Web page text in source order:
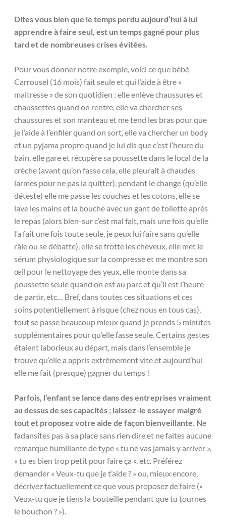
Dites vous bien que le temps perdu aujourd’hui à lui
apprendre à faire seul, est un temps gagné pour plus
tard et de nombreuses crises évitées.
Pour vous donner notre exemple, voici ce que bébé
Carrousel (16 mois) fait seule et qui l’aide à être «
maitresse » de son quotidien : elle enlève chaussures et
chaussettes quand on rentre, elle va chercher ses
chaussures et son manteau et me tend les bras pour que
je l’aide à l’enfiler quand on sort, elle va chercher un body
et un pyjama propre quand je lui dis que c’est l’heure du
bain, elle gare et récupère sa poussette dans le local de la
crèche (avant qu’on fasse cela, elle pleurait à chaudes
larmes pour ne pas la quitter), pendant le change (qu’elle
déteste) elle me passe les couches et les cotons, elle se
lave les mains et la bouche avec un gant de toilette après
le repas (alors bien-sur c’est mal fait, mais une fois qu’elle
l’a fait une fois toute seule, je peux lui faire sans qu’elle
râle ou se débatte), elle se frotte les cheveux, elle met le
sérum physiologique sur la compresse et me montre son
œil pour le nettoyage des yeux, elle monte dans sa
poussette seule quand on est au parc et qu’il est l’heure
de partir, etc… Bref, dans toutes ces situations et ces
soins potentiellement à risque (chez nous en tous cas),
tout se passe beaucoup mieux quand je prends 5 minutes
supplémentaires pour qu’elle fasse seule. Certains gestes
étaient laborieux au départ, mais dans l’ensemble je
trouve qu’elle a appris extrêmement vite et aujourd’hui
elle me fait (presque) gagner du temps !
Parfois, l’enfant se lance dans des entreprises vraiment
au dessus de ses capacités ; laissez-le essayer malgré
tout et proposez votre aide de façon bienveillante. Ne
fadansites pas à sa place sans rien dire et ne faites aucune
remarque humiliante de type « tu ne vas jamais y arriver »,
« tu es bien trop petit pour faire ça », etc. Préférez
demander « Veux-tu que je t’aide ? » ou, mieux encore,
décrivez factuellement ce que vous proposez de faire («
Veux-tu que je tiens la bouteille pendant que tu tournes
le bouchon ? »).